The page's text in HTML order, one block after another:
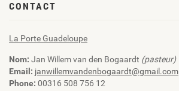
CONTACT
La Porte Guadeloupe
Nom: Jan Willem van den Bogaardt (pasteur)
Email: janwillemvandenbogaardt@gmail.com
Phone: 00316 508 756 12